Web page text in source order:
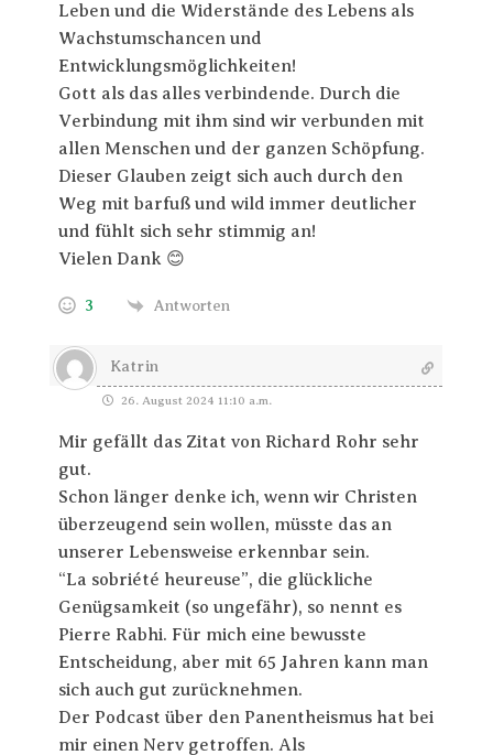
Leben und die Widerstände des Lebens als
Wachstumschancen und
Entwicklungsmöglichkeiten!
Gott als das alles verbindende. Durch die
Verbindung mit ihm sind wir verbunden mit
allen Menschen und der ganzen Schöpfung.
Dieser Glauben zeigt sich auch durch den
Weg mit barfuß und wild immer deutlicher
und fühlt sich sehr stimmig an!
Vielen Dank 😊
3 Antworten
Katrin
26. August 2024 11:10 a.m.
Mir gefällt das Zitat von Richard Rohr sehr
gut.
Schon länger denke ich, wenn wir Christen
überzeugend sein wollen, müsste das an
unserer Lebensweise erkennbar sein.
“La sobriété heureuse”, die glückliche
Genügsamkeit (so ungefähr), so nennt es
Pierre Rabhi. Für mich eine bewusste
Entscheidung, aber mit 65 Jahren kann man
sich auch gut zurücknehmen.
Der Podcast über den Panentheismus hat bei
mir einen Nerv getroffen. Als